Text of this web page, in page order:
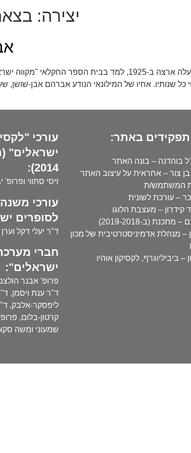
יצירה:
נולד במינסק, בלארוס. זכה לחינוך עברי מאביו, חיים דוד רוזנשטיין, שהיה
ביתו וחי כל שנותיו. אחיו של המילונאי הנודע אברהם
באתר:
בוהדנה – בונה האתר
צור – אחראית על עיצוב האתר
המשתמש/ת
– עורכת לשונית
קידרון – מעצבת הלוגו
מתכנת (ב-2019-2018)
– מנהלת אדמיניסטרטיבית של מכון
– ביביליוגרף, לקסיקון אוהיו
עורכי
ישראלים"
2014):
זיסי סתווי ופרופ'
עורכי
לסופרים
ד"ר יעלי דקל
חברי
ישראלים":
פרופ' אבנר
ד"ר ענת ויסמן,
ליפסקר-אלבק,
קרטון-בלום,
שמעוני ומשה